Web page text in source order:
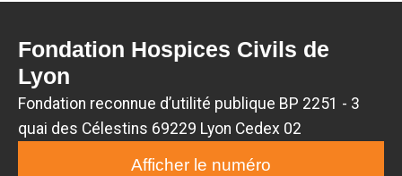
Fondation Hospices Civils de
Lyon
Fondation reconnue d’utilité publique BP 2251 - 3
quai des Célestins 69229 Lyon Cedex 02
Afficher le numéro